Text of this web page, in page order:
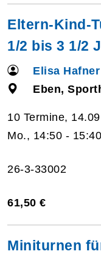
Eltern-Kind-
1/2 bis 3 1/2
Elisa Hafner
Eben,
10 Termine,
Mo., 14:50 -
26-3-33002
61,50 €
Miniturnen